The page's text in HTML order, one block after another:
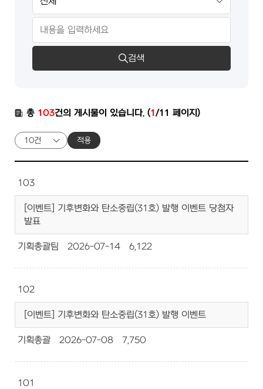
검색
총 103건의 게시물이 있습니다. (1/11 페이지)
적용
103
[이벤트] 기후변화와 탄소중립(31호) 발행 이벤트 당첨자
발표
기획총괄팀 2026-07-14 6,122
102
[이벤트] 기후변화와 탄소중립(31호) 발행 이벤트
기획총괄 2026-07-08 7,750
101